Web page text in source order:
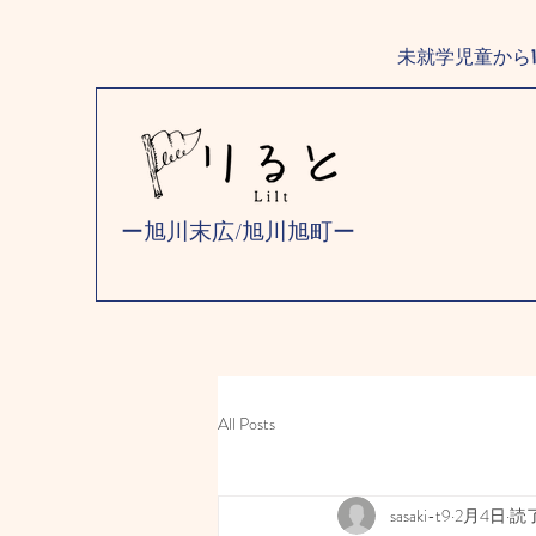
未就学児童か
ー旭川末広/旭川旭町ー
All Posts
sasaki-t9 2月4日 読